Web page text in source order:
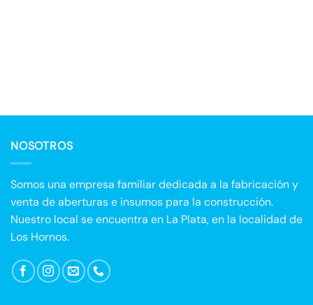
NOSOTROS
Somos una empresa familiar dedicada a la fabricación y
venta de aberturas e insumos para la construcción.
Nuestro local se encuentra en La Plata, en la localidad de
Los Hornos.